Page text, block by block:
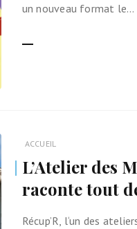
un nouveau format le…
ACCUEIL
L’Atelier des
raconte tout
Récup’R, l‘un des